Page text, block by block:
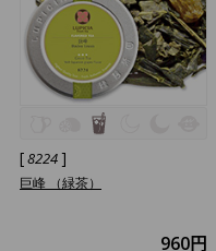
[8224]
巨峰 （緑茶）
960円